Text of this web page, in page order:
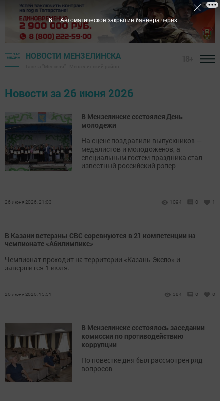
НОВОСТИ МЕНЗЕЛИНСКА
Новости за 26 июня 2026
В Мензелинске состоялся День
молодежи
На сцене поздравили выпускников —
медалистов и молодоженов, а
специальным гостем праздника стал
известный российский рэпер
26 июня 2026, 21:03 1094 0 1
В Казани ветераны СВО соревнуются в 21 компетенции на
чемпионате «Абилимпикс»
Чемпионат проходит на территории «Казань Экспо» и
завершится 1 июля.
26 июня 2026, 15:51 384 0 0
В Мензелинске состоялось заседании
комиссии по противодействию
коррупции
По повестке дня был рассмотрен ряд
вопросов
6 Автоматическое закрытие баннера через